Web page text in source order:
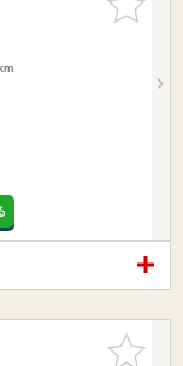
りに追加
お気に入
りに追加